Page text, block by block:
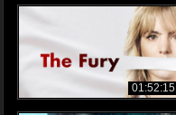
01:52:15